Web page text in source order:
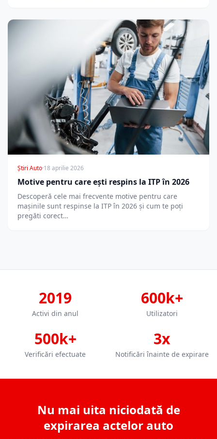
Știri Auto·18 aprilie 2026
Motive pentru care ești respins la ITP în 2026
Descoperă cele mai frecvente motive pentru care
mașinile sunt respinse la ITP în 2026 și cum te poți
pregăti corect…
2019
Activi din anul
600k+
Utilizatori
500k+
Verificări efectuate
3x
Notificări înainte de expirare
Nu mai uita niciodată de
expirarea actelor auto